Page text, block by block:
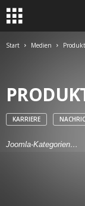
Start Medien
KARRIERE
Joomla-Kategorien…